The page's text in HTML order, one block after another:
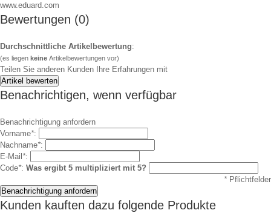
www.eduard.com
Bewertungen (0)
Durchschnittliche Artikelbewertung:
(es liegen keine Artikelbewertungen vor)
Teilen Sie anderen Kunden Ihre Erfahrungen mit
Benachrichtigen, wenn verfügbar
Benachrichtigung anfordern
Vorname*:
Nachname*:
E-Mail *:
Code*: Was ergibt 5 multipliziert mit 5?
*Pflichtfelder
Kunden kauften dazu folgende Produkte